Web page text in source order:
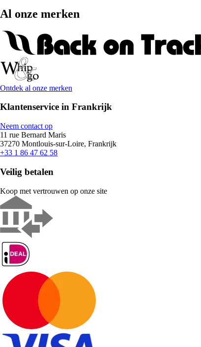
Al onze merken
Ontdek al onze merken
Klantenservice in Frankrijk
Neem contact op
11 rue Bernard Maris
37270 Montlouis-sur-Loire, Frankrijk
+33 1 86 47 62 58
Veilig betalen
Koop met vertrouwen op onze site